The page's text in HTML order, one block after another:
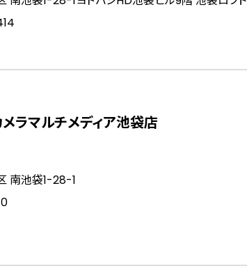
ラマルチメディア池袋店
南池袋1-28-1